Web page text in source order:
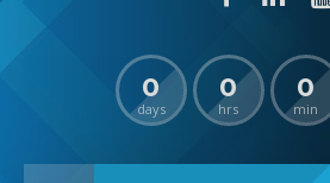
0
days
0
hrs
0
min